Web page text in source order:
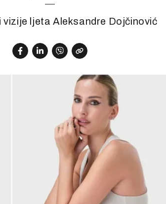
vizije ljeta Aleksandre Dojčinović